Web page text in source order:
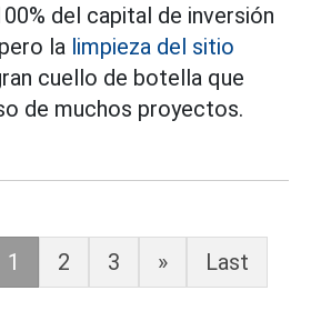
del capital de inversión
la limpieza del sitio
cuello de botella que
de muchos proyectos.
1 2 3 » Last